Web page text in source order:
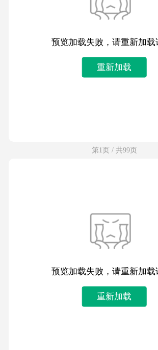
预览加载失败，请重新加载
重新加载
第1页 / 共99页
预览加载失败，请重新加载
重新加载